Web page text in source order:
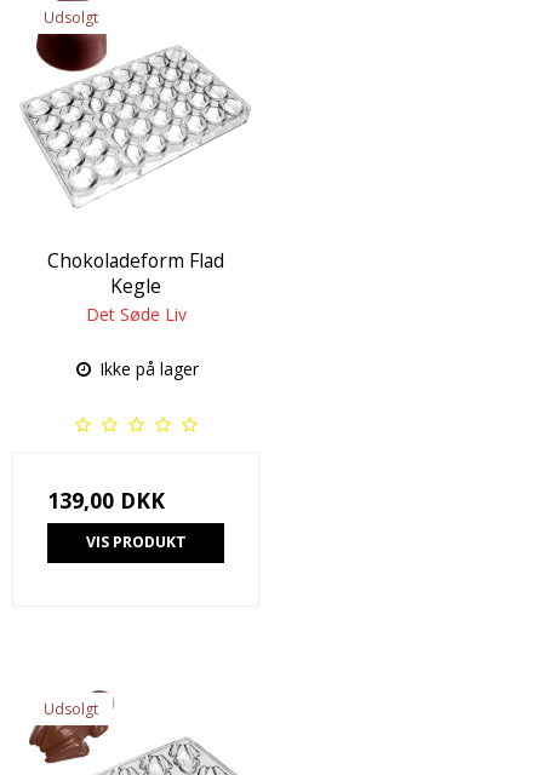
Udsolgt
Chokoladeform Flad
Kegle
Det Søde Liv
Ikke på lager
139,00 DKK
VIS PRODUKT
Udsolgt